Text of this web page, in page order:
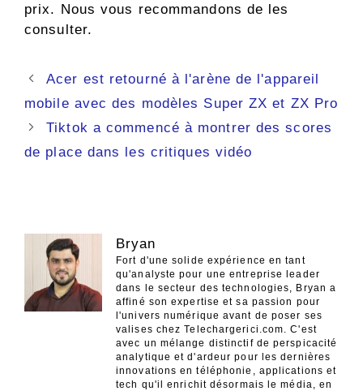
prix. Nous vous recommandons de les
consulter.
Navigation
des
Acer est retourné à l'arène de l'appareil
mobile avec des modèles Super ZX et ZX Pro
Tiktok a commencé à montrer des scores
de place dans les critiques vidéo
Bryan
Fort d'une solide expérience en tant
qu'analyste pour une entreprise leader
dans le secteur des technologies, Bryan a
affiné son expertise et sa passion pour
l'univers numérique avant de poser ses
valises chez Telechargerici.com. C'est
avec un mélange distinctif de perspicacité
analytique et d'ardeur pour les dernières
innovations en téléphonie, applications et
tech qu'il enrichit désormais le média, en